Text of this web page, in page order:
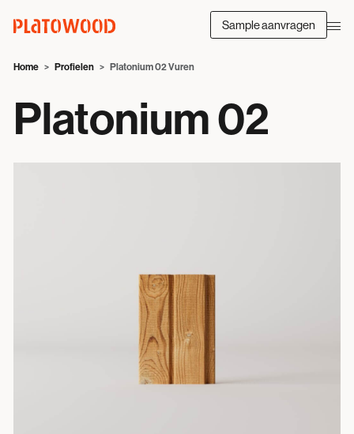
Sample aanvragen
Home Profielen Platonium 02 Vuren
Platonium 02